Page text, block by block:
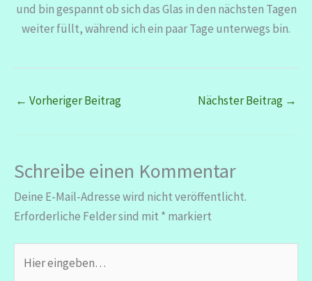
und bin gespannt ob sich das Glas in den nächsten Tagen
weiter füllt, während ich ein paar Tage unterwegs bin.
← Vorheriger Beitrag Nächster Beitrag →
Schreibe einen Kommentar
Deine E-Mail-Adresse wird nicht veröffentlicht.
Erforderliche Felder sind mit * markiert
eingeben…